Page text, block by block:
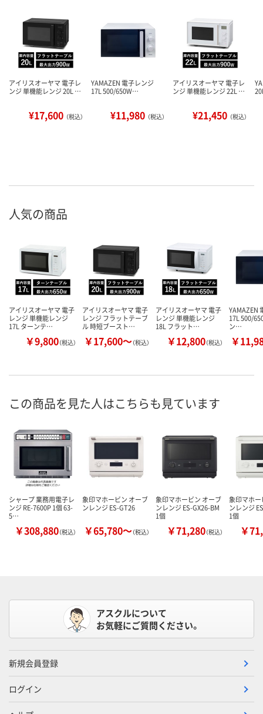
アイリスオーヤマ 電子レ
ンジ 単機能レンジ 20L …
¥17,600 （税込）
YAMAZEN 電子レンジ
17L 500/650W…
¥11,980 （税込）
アイリスオーヤマ 電子レ
ンジ 単機能レンジ 22L …
¥21,450 （税込）
人気の商品
アイリスオーヤマ 電子
レンジ 単機能レンジ
17L ターンテ…
￥9,800（税込）
アイリスオーヤマ 電子
レンジ フラットテーブ
ル 時短ブースト…
￥17,600～（税込）
アイリスオーヤマ 電子
レンジ 単機能レンジ
18L フラット…
￥12,800（税込）
YAMAZEN
17L 500/
ン…
￥
この商品を見た人はこちらも見ています
シャープ 業務用電子レ
ンジ RE-7600P 1個 63-
5…
￥308,880（税込）
象印マホービン オーブ
ンレンジ ES-GT26
￥65,780～（税込）
象印マホービン オーブ
ンレンジ ES-GX26-BM
1個
￥71,280（税込）
象印マホ
ンレンジ
1個
￥
アスクルについて
お気軽にご質問ください。
新規会員登録
ログイン